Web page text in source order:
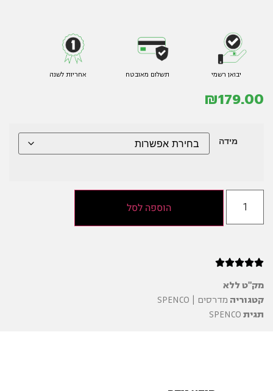
יבואן רשמי תשלום מאובטח אחריות לשנה
₪179.00
מידה
הוספה לסל





מק"טללא
קטגוריה מדרסים | SPENCO
תגיתSPENCO